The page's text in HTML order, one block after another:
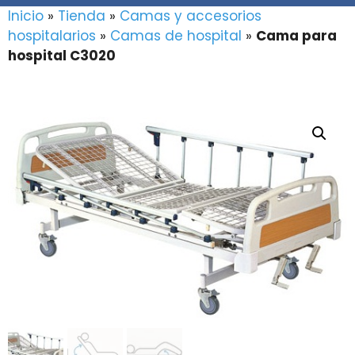
producto
o
la
Inicio » Tienda » Camas y accesorios
hospitalarios » Camas de hospital » Cama para
hospital C3020